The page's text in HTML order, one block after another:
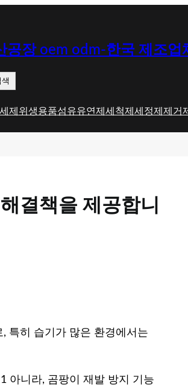
공장 oem odm-한국 제조업
색
제 위생용품섬유유연제 세척제 세정제 제거제
결책을 제공합니
특히 습기가 많은 환경에서는
아니라, 곰팡이 재발 방지 기능